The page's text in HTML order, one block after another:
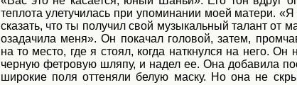
теплота улетучилась при упоминании моей матери.
сказать, что ты получил свой музыкальный талант от
озадачила меня». Он покачал головой, затем,
на то место, где я стоял, когда наткнулся на него. Он
черную фетровую шляпу, и надел ее. Она добавила
широкие поля оттеняли белую маску. Но она не